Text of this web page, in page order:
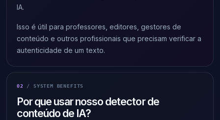
IA.
Isso é útil para professores, editores, gestores de
conteúdo e outros profissionais que precisam verificar a
autenticidade de um texto.
02 / SYSTEM BENEFITS
Por que usar nosso detector de
conteúdo de IA?